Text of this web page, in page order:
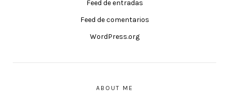
Feed de entradas
Feed de comentarios
WordPress.org
ABOUT ME